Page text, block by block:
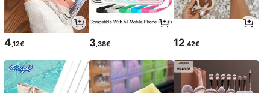
4,12€ 3,38€ 12,42€